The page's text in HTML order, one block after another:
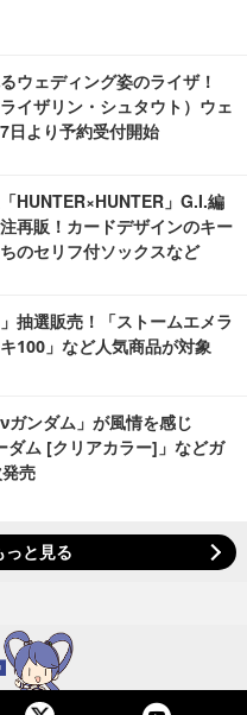
ウェディング姿のライザ！
イザリン・シュタウト）ウェ
日より予約受付開始
HUNTER×HUNTER」G.I.編
再販！カードデザインのキー
のセリフ付ソックスなど
抽選販売！「ストームエメラ
100」など人気商品が対象
ガンダム」が風情を感じ
ダム [クリアカラー]」などガ
売
っと見る